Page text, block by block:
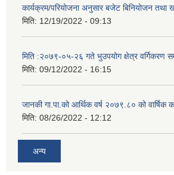
कार्यक्रम/परियोजना अनुसार बजेट बिनियोजन तथा
मिति: 12/19/2022 - 09:13
मिति :२०७९-०५-२६ गते भुउपयोग क्षेत्र वर्गिकरण
मिति: 09/12/2022 - 16:15
जानकी गा.पा.को आर्थिक वर्ष २०७९.८० को वार्षिक
मिति: 08/26/2022 - 12:12
अन्य